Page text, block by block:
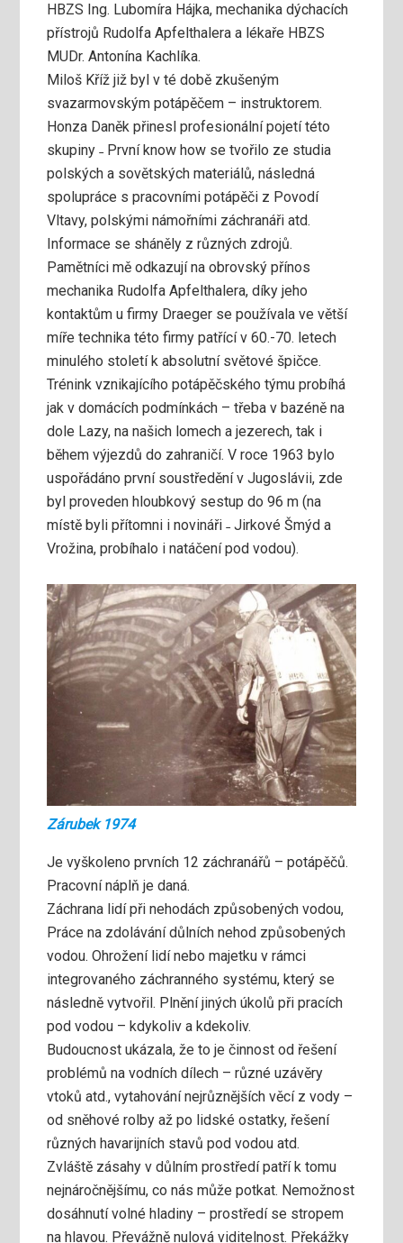
HBZS Ing. Lubomíra Hájka, mechanika dýchacích
přístrojů Rudolfa Apfelthalera a lékaře HBZS
MUDr. Antonína Kachlíka.
Miloš Kříž již byl v té době zkušeným
svazarmovským potápěčem – instruktorem.
Honza Daněk přinesl profesionální pojetí této
skupiny ˗ První know how se tvořilo ze studia
polských a sovětských materiálů, následná
spolupráce s pracovními potápěči z Povodí
Vltavy, polskými námořními záchranáři atd.
Informace se sháněly z různých zdrojů.
Pamětníci mě odkazují na obrovský přínos
mechanika Rudolfa Apfelthalera, díky jeho
kontaktům u firmy Draeger se používala ve větší
míře technika této firmy patřící v 60.-70. letech
minulého století k absolutní světové špičce.
Trénink vznikajícího potápěčského týmu probíhá
jak v domácích podmínkách – třeba v bazéně na
dole Lazy, na našich lomech a jezerech, tak i
během výjezdů do zahraničí. V roce 1963 bylo
uspořádáno první soustředění v Jugoslávii, zde
byl proveden hloubkový sestup do 96 m (na
místě byli přítomni i novináři ˗ Jirkové Šmýd a
Vrožina, probíhalo i natáčení pod vodou).
Zárubek 1974
Je vyškoleno prvních 12 záchranářů – potápěčů.
Pracovní náplň je daná.
Záchrana lidí při nehodách způsobených vodou,
Práce na zdolávání důlních nehod způsobených
vodou. Ohrožení lidí nebo majetku v rámci
integrovaného záchranného systému, který se
následně vytvořil. Plnění jiných úkolů při pracích
pod vodou – kdykoliv a kdekoliv.
Budoucnost ukázala, že to je činnost od řešení
problémů na vodních dílech – různé uzávěry
vtoků atd., vytahování nejrůznějších věcí z vody –
od sněhové rolby až po lidské ostatky, řešení
různých havarijních stavů pod vodou atd.
Zvláště zásahy v důlním prostředí patří k tomu
nejnáročnějšímu, co nás může potkat. Nemožnost
dosáhnutí volné hladiny – prostředí se stropem
na hlavou. Převážně nulová viditelnost. Překážky